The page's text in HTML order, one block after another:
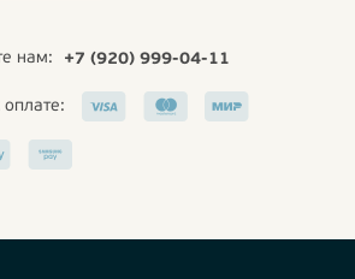
нам: +7 (920) 999-04-11